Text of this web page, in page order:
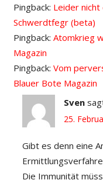
Pingback: Leider
Schwerdtfegr (beta)
Pingback: Atomkrieg
Magazin
Pingback: Vom
Blauer Bote Magazin
Sven
25.
Gibt es denn eine
Die Immunität